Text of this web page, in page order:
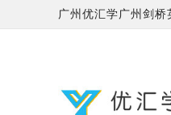
广州优汇学广州剑